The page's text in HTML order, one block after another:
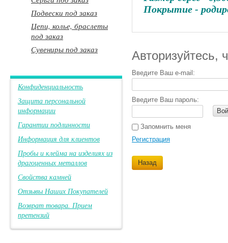
Покрытие -
Авторизуйтесь,
Введите Ваш e-mail:
Введите Ваш пароль:
Запомнить меня
Регистрация
Назад
Подвески под заказ
Цепи, колье, браслеты
под заказ
Сувениры под заказ
Конфиденциальность
Защита персональной
информации
Гарантии подлинности
Информация для клиентов
Пробы и клейма на изделиях из
драгоценных металлов
Свойства камней
Отзывы Наших Покупателей
Возврат товара. Прием
претензий